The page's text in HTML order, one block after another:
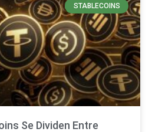
STABLECOINS
Se Dividen Entre